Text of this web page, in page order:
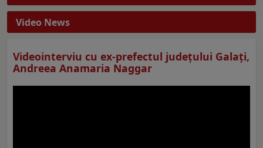
Video News
Videointerviu cu ex-prefectul judeţului Galaţi,
Andreea Anamaria Naggar